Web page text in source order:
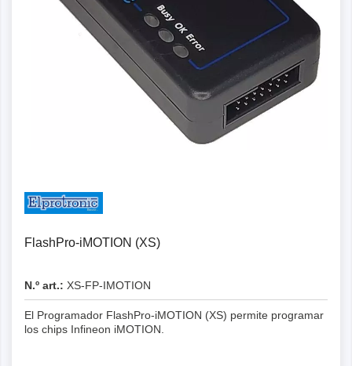
FlashPro-iMOTION (XS)
N.º art.: XS-FP-IMOTION
El Programador FlashPro-iMOTION (XS) permite programar
los chips Infineon iMOTION.